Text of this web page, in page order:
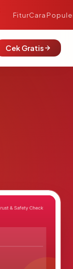
FiturCara
Cek Gratis